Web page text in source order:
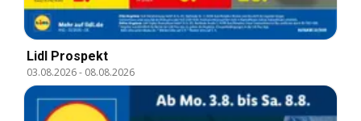
Lidl Prospekt
03.08.2026- 08.08.2026